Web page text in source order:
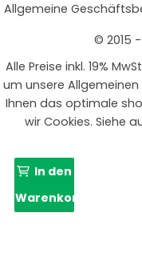
Allgemeine
© 2015
Alle Preise inkl. 19%
um unsere
Ihnen das optimale
wir Cookies. Siehe
In den
Warenkorb